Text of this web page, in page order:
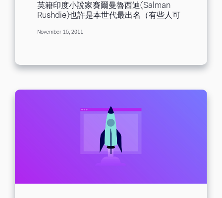
英籍印度小說家賽爾曼魯西迪(Salman
Rushdie)也許是本世代最出名（有些人可
出《魔鬼詩篇》的作者曾在數個伊斯蘭國
星，也享受巨星般的生活─他的前妻是名
表他可以違反 Facebook 的使用真名條
款；最近該社群網站停用了他的帳號，並
要求他用護照上的名字 Ahmed Rushdie
重新註冊。 在網路上求民主只會引來逮
捕、刑求和謀殺 Facebook 對魯西迪提出
他從未公開使用本名Ahmed的抗議置若罔
申請帳號。此條款和競爭對手 Google+ 的
November 15, 2011